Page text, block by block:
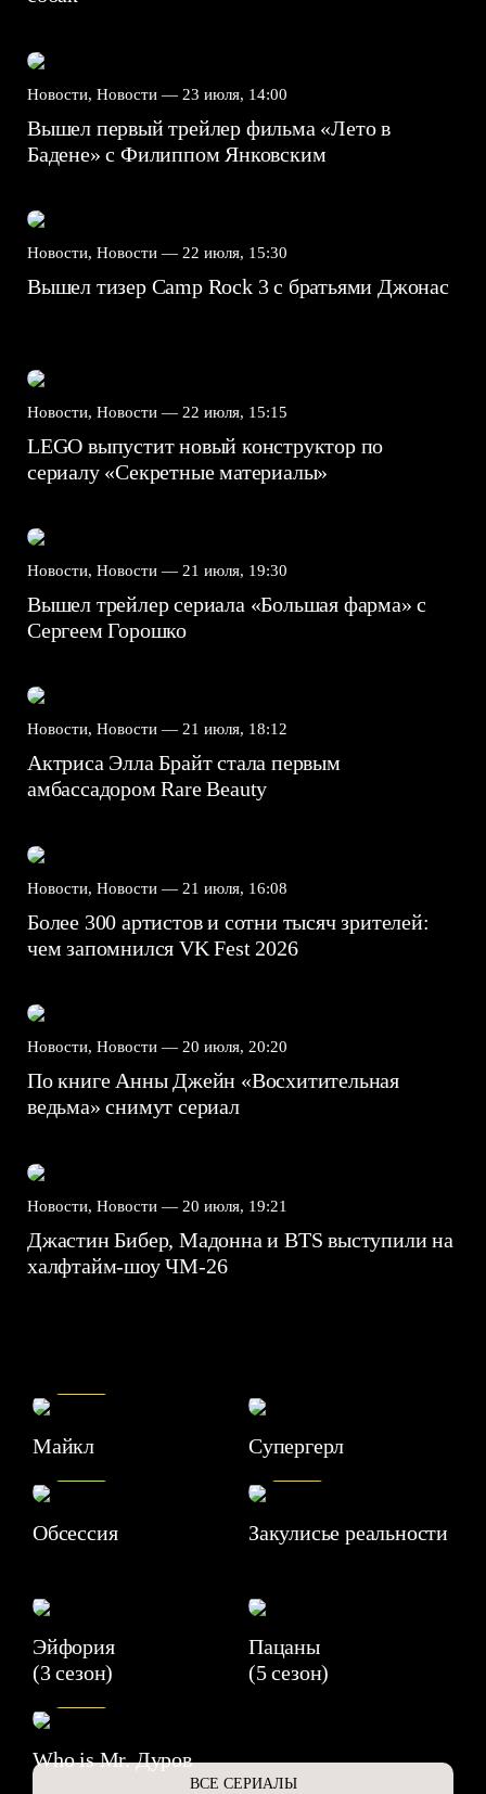
Новости, Новости — 23 июля, 14:00
Вышел первый трейлер фильма «Лето в
Бадене» с Филиппом Янковским
Новости, Новости — 22 июля, 15:30
Вышел тизер Camp Rock 3 с братьями Джонас
Новости, Новости — 22 июля, 15:15
LEGO выпустит новый конструктор по
сериалу «Секретные материалы»
Новости, Новости — 21 июля, 19:30
Вышел трейлер сериала «Большая фарма» с
Сергеем Горошко
Новости, Новости — 21 июля, 18:12
Актриса Элла Брайт стала первым
амбассадором Rare Beauty
Новости, Новости — 21 июля, 16:08
Более 300 артистов и сотни тысяч зрителей:
чем запомнился VK Fest 2026
Новости, Новости — 20 июля, 20:20
По книге Анны Джейн «Восхитительная
ведьма» снимут сериал
Новости, Новости — 20 июля, 19:21
Джастин Бибер, Мадонна и BTS выступили на
халфтайм-шоу ЧМ-26
Майкл Супергерл
Обсессия
7.1
Закулисье реальности
Эйфория
(3 сезон)
Пацаны
(5 сезон)
Who is Mr. Дуров
ВСЕ СЕРИАЛЫ